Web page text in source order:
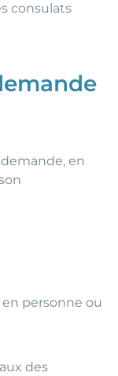
consulats
en
personne ou
des